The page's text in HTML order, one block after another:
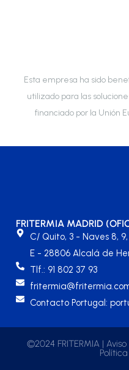
Esta empresa ha sido
utilizado para las
financiado por la Unión
FRITERMIA MADRID
C/ Quito, 3 - Naves 8,
E - 28806 Alcalá de
Tlf.: 91 802 37 93
Contacto Portugal:
©2024 FRITERMIA |